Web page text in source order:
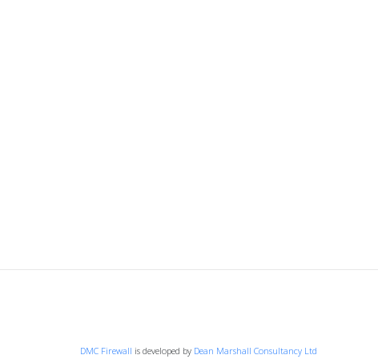
DMC Firewall is developed by Dean Marshall Consultancy Ltd